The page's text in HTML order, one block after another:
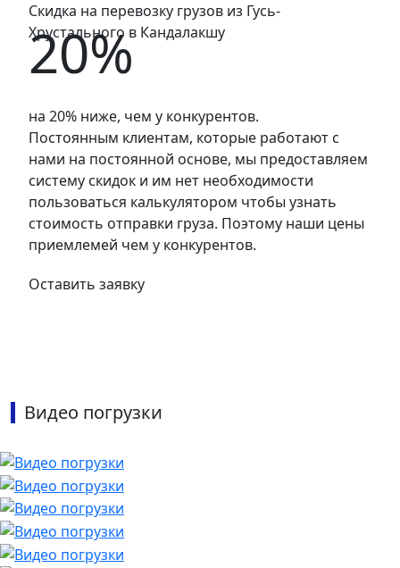
Скидка на перевозку грузов из Гусь-
Хрустального в Кандалакшу
20%
на 20% ниже, чем у конкурентов.
Постоянным клиентам, которые работают с
нами на постоянной основе, мы предоставляем
систему скидок и им нет необходимости
пользоваться калькулятором чтобы узнать
стоимость отправки груза. Поэтому наши цены
приемлемей чем у конкурентов.
Оставить заявку
Видео погрузки